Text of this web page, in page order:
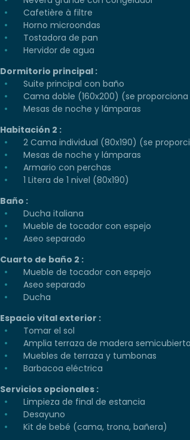
Cafetière à filtre
Horno microondas
Tostadora de pan
Hervidor de agua
Dormitorio principal :
Suite principal con baño
Cama doble (160x200) (se
Mesas de noche y lámparas
Habitación 2 :
2 Cama individual (80x190) (se
Mesas de noche y lámparas
Armario con perchas
1 Litera de 1 nivel (80x190)
Baño :
Ducha italiana
Mueble de tocador con espejo
Aseo separado
Cuarto de baño 2 :
Mueble de tocador con espejo
Aseo separado
Ducha
Espacio vital exterior :
Tomar el sol
Amplia terraza de madera semicubierta
Muebles de terraza y tumbonas
Barbacoa eléctrica
Servicios opcionales :
Limpieza de final de estancia
Desayuno
Kit de bebé (cama, trona, bañera)